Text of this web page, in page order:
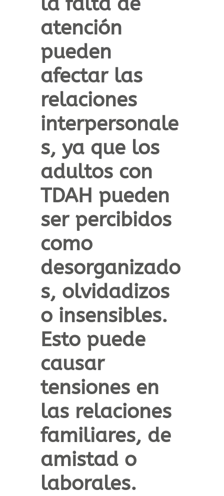
atención
pueden
afectar las
relaciones
interpersonale
s, ya que los
adultos con
TDAH pueden
ser percibidos
como
desorganizado
s, olvidadizos
o insensibles.
Esto puede
causar
tensiones en
las relaciones
familiares, de
amistad o
laborales.